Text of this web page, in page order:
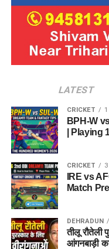
LATEST
CRICKET
BPH-W
| Playing
CRICKET
IRE vs
Match
DEHRADUN
तीलू रौतेली
आंगनबाड़ी